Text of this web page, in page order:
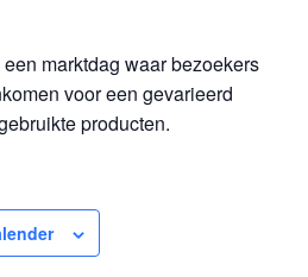
marktdag waar bezoekers
voor een gevarieerd
producten.